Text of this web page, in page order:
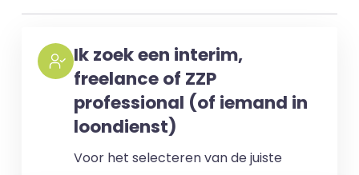
Ik zoek een interim,
freelance of ZZP
professional (of iemand in
loondienst)
Voor het selecteren van de juiste